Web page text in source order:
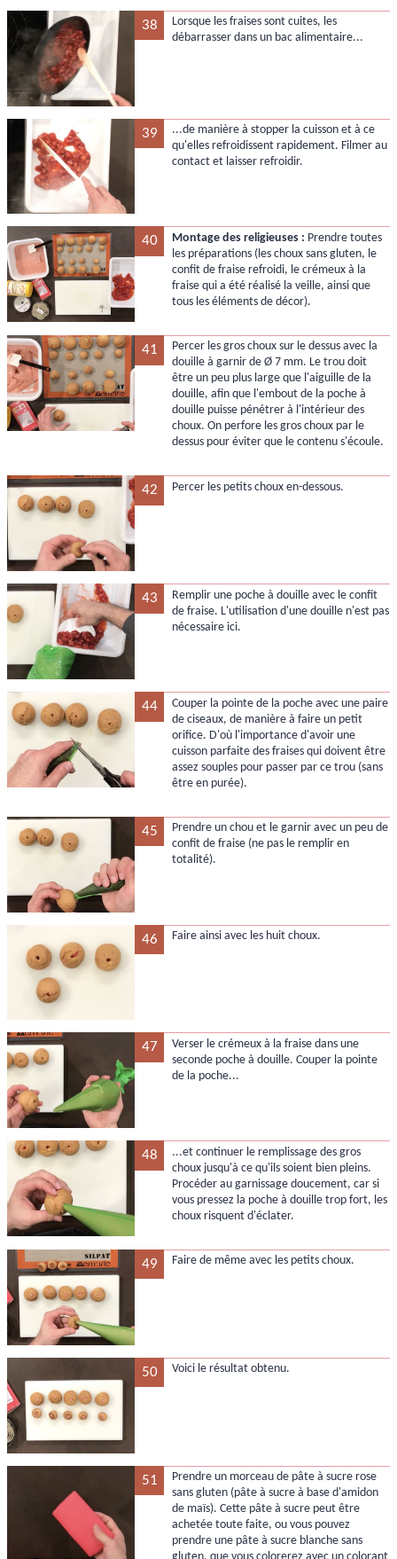
38
Lorsque les fraises sont cuites, les
débarrasser dans un bac alimentaire...
39
...de manière à stopper la cuisson et à ce
qu'elles refroidissent rapidement. Filmer au
contact et laisser refroidir.
40 Montage des religieuses : Prendre toutes
les préparations (les choux sans gluten, le
confit de fraise refroidi, le crémeux à la
fraise qui a été réalisé la veille, ainsi que
tous les éléments de décor).
41
Percer les gros choux sur le dessus avec la
douille à garnir de Ø 7 mm. Le trou doit
être un peu plus large que l'aiguille de la
douille, afin que l'embout de la poche à
douille puisse pénétrer à l'intérieur des
choux. On perfore les gros choux par le
dessus pour éviter que le contenu s'écoule.
42 Percer les petits choux en-dessous.
43
Remplir une poche à douille avec le confit
de fraise. L'utilisation d'une douille n'est pas
nécessaire ici.
44
Couper la pointe de la poche avec une paire
de ciseaux, de manière à faire un petit
orifice. D'où l'importance d'avoir une
cuisson parfaite des fraises qui doivent être
assez souples pour passer par ce trou (sans
être en purée).
45
Prendre un chou et le garnir avec un peu de
confit de fraise (ne pas le remplir en
totalité).
46 Faire ainsi avec les huit choux.
47
Verser le crémeux à la fraise dans une
seconde poche à douille. Couper la pointe
de la poche...
48
...et continuer le remplissage des gros
choux jusqu'à ce qu'ils soient bien pleins.
Procéder au garnissage doucement, car si
vous pressez la poche à douille trop fort, les
choux risquent d'éclater.
49 Faire de même avec les petits choux.
50 Voici le résultat obtenu.
51
Prendre un morceau de pâte à sucre rose
sans gluten (pâte à sucre à base d'amidon
de maïs). Cette pâte à sucre peut être
achetée toute faite, ou vous pouvez
prendre une pâte à sucre blanche sans